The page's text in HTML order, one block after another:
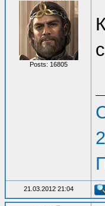
Posts: 16805
21.03.2012 21:04